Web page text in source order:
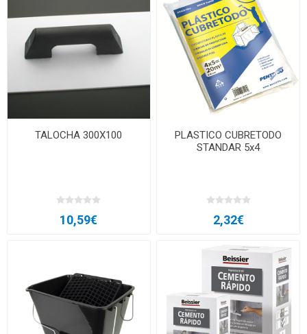
TALOCHA 300X100
10,59€
PLASTICO CUBRETODO
STANDAR 5x4
2,32€